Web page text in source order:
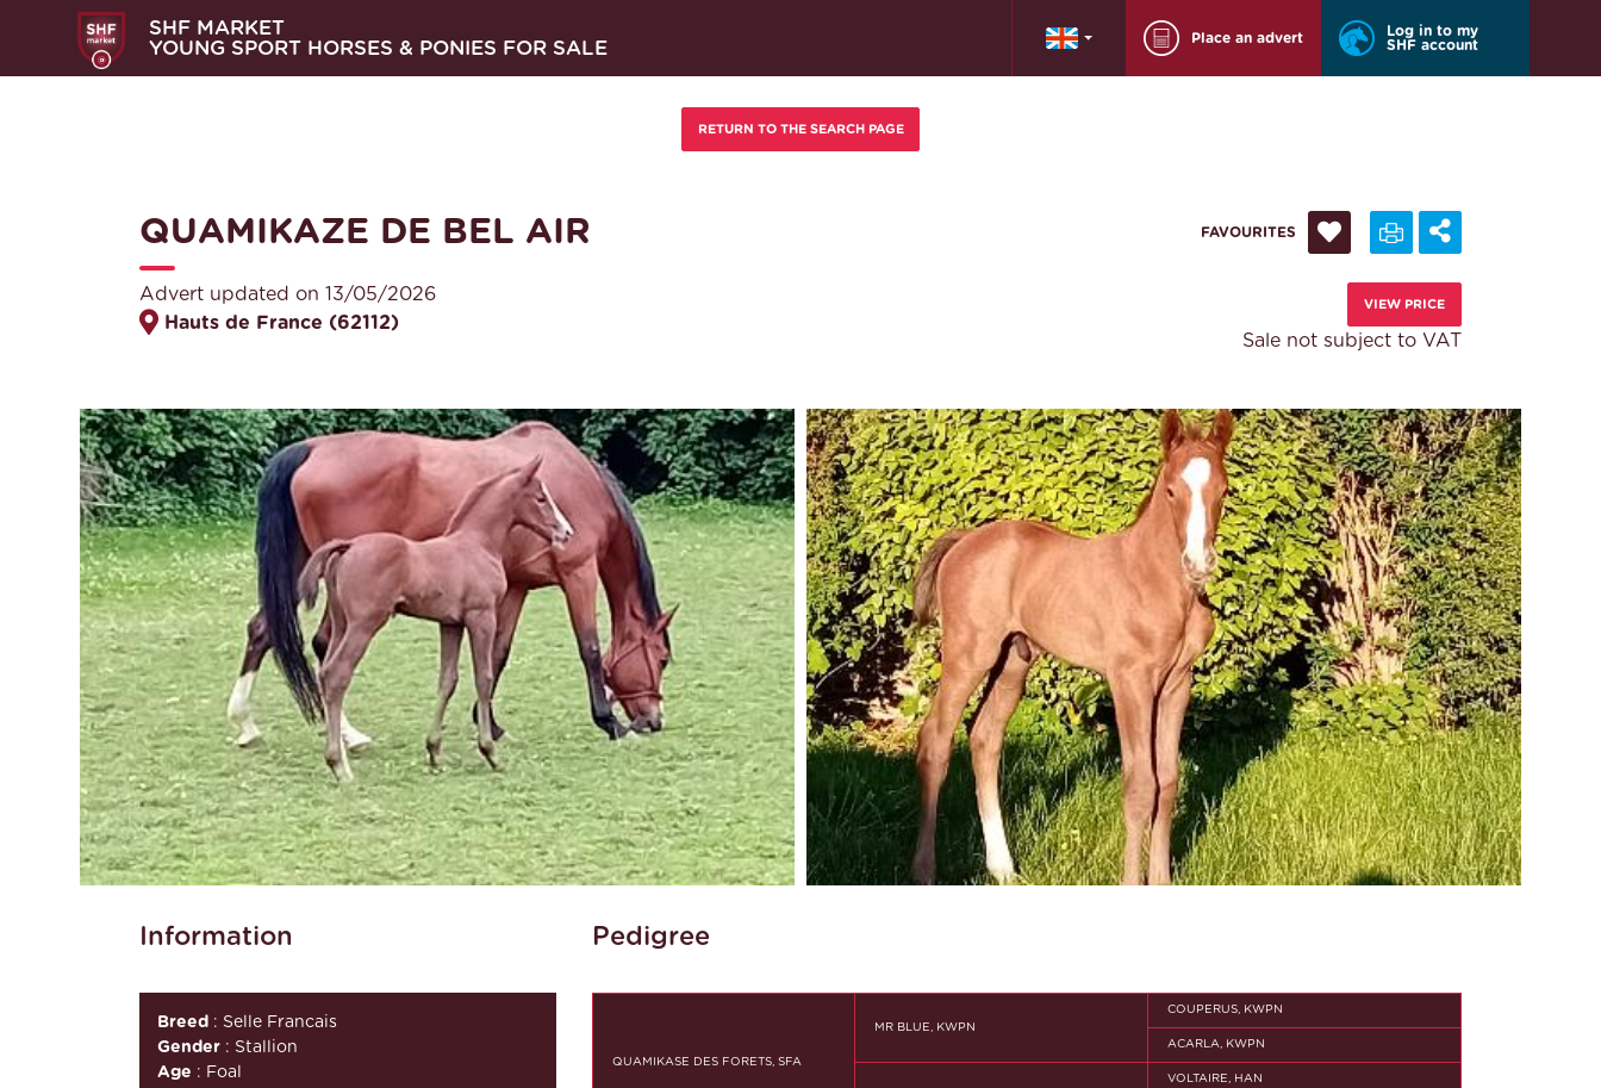
SHF MARKET
YOUNG SPORT HORSES & PONIES FOR SALE
Place an advert
Log in to my
SHF account
QUAMIKAZE DE BEL AIR
VIEW PRICE
Sale not subject to VAT
FAVOURITES
Advert updated on 13/05/2026
Hauts de France (62112)
Information Pedigree
Breed : Selle Francais
Gender : Stallion
Age : Foal
QUAMIKASE DES FORETS, SFA
MR BLUE, KWPN
COUPERUS, KWPN
ACARLA, KWPN
VOLTAIRE, HAN